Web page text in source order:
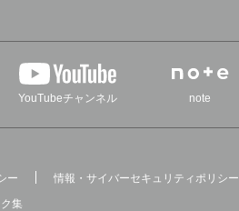
YouTubeチャンネル note
ー
情報・サイバーセキュリティポリシー
集